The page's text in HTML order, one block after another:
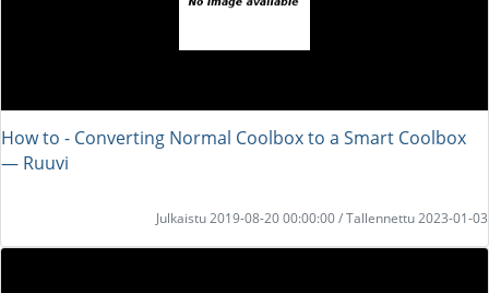
How to - Converting Normal Coolbox to a Smart Coolbox
― Ruuvi
Julkaistu 2019-08-20 00:00:00 / Tallennettu 2023-01-03